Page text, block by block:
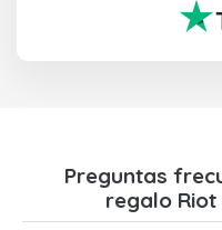
Preguntas
regalo Riot